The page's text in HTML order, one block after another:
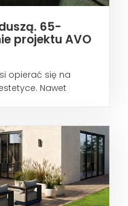
65-
projektu AVO
opierać się na
Nawet